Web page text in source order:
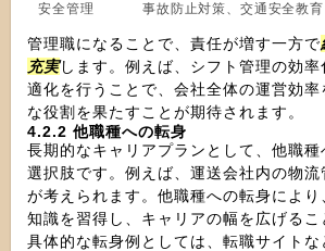
安全管理 事故防止対策、交通安全教育
管理職になることで、責任が増す一方で
充実します。例えば、シフト管理の効
適化を行うことで、会社全体の運営効
な役割を果たすことが期待されます。
4.2.2 他職種への転身
長期的なキャリアプランとして、他職
選択肢です。例えば、運送会社内の物
が考えられます。他職種への転身によ
知識を習得し、キャリアの幅を広げるこ
具体的な転身例としては、転職サイト